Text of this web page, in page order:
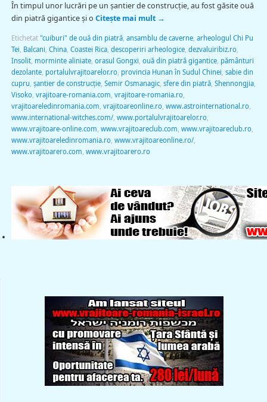
În timpul unor lucrări pe un şantier de construcţie, au fost găsite ouă
din piatră gigantice şi o Citește mai mult →
Etichetat "cuiburi" de ouă din piatră, ansamblu de caverne, arheologul Chi Pu
Tei Balcani China, Coastei Rica, descoperiri arheologice, dezvaluiribiz.ro,
Insolit, morminte aliniate, orasul Gongxi ouă din piatră gigantice, pământuri
dezolante, portalulvrajitoarelor.ro, provincia Hunan în Sudul Chinei sabie din
cupru şantier de construcţie, Semir Osmanagic, sfere din piatră, Shennongjia,
Visoko, vrajitoare-romania.com vrajitoare-romania.ro,
vrajitoareledinromania.com vrajitoareonline.ro, www.astrointernational.ro,
www.international-witches.com/, www.portalulvrajitoarelor.ro,
www.vrajitoare-online.com www.vrajitoareclub.com www.vrajitoareclub.ro,
www.vrajitoareledinromania.ro, www.vrajitoareonline.ro/,
www.vrajitoarero.com www.vrajitoarero.ro